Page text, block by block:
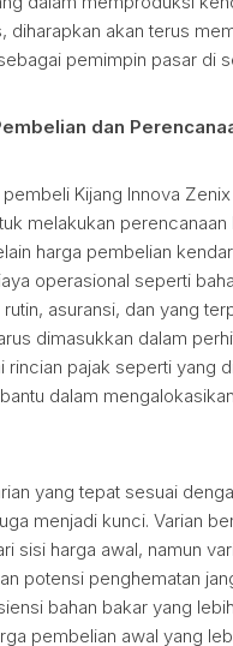
diharapkan akan terus
pemimpin pasar di
dan
Kijang Innova
melakukan perencanaan
harga pembelian
operasional seperti
asuransi, dan yang
dimasukkan dalam
rincian pajak seperti yang
dalam
yang tepat sesuai
menjadi kunci. Varian
sisi harga awal, namun
potensi penghematan
bahan bakar yang
pembelian awal yang